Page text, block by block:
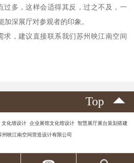
过多，这样会适得其反，过之不及，一
深展厅对参观者的印象。
求，建议直接联系我们苏州映江南空间
Top
化墙设计 企业展馆文化馆设计 智慧展厅展台策划搭建
州映江南空间营造设计有限公司